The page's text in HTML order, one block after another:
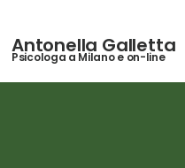
Antonella Galletta
Psicologa a Milano e on-line
Chi sono
Aree